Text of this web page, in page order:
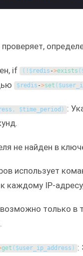
if ( ! $redis ->exists (
$redis ->set ( $
, $time_period ) :
не найден в
использует
каждому IP-
только в
get ( $user_ip_address ) :